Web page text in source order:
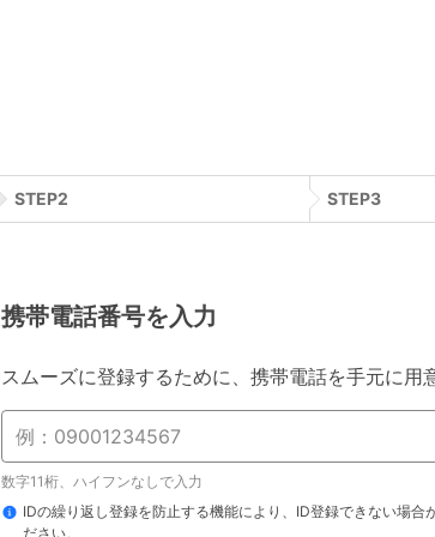
STEP2 STEP3
携帯電話番号を入力
スムーズに登録するために、携帯電話を手元に用
数字11桁、ハイフンなしで入力
IDの繰り返し登録を防止する機能により、ID登録できない場合
ださい。